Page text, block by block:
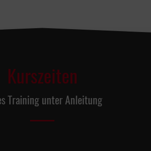
Kurszeiten
Training unter Anleitung